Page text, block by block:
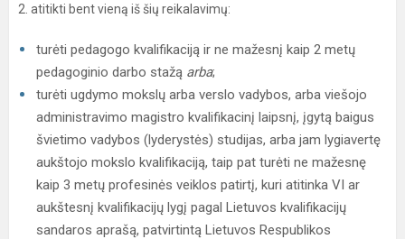
2. atitikti bent vieną iš šių reikalavimų:
turėti pedagogo kvalifikaciją ir ne mažesnį kaip 2 metų
pedagoginio darbo stažą arba;
turėti ugdymo mokslų arba verslo vadybos, arba viešojo
administravimo magistro kvalifikacinį laipsnį, įgytą baigus
švietimo vadybos (lyderystės) studijas, arba jam lygiavertę
aukštojo mokslo kvalifikaciją, taip pat turėti ne mažesnę
kaip 3 metų profesinės veiklos patirtį, kuri atitinka VI ar
aukštesnį kvalifikacijų lygį pagal Lietuvos kvalifikacijų
sandaros aprašą, patvirtintą Lietuvos Respublikos